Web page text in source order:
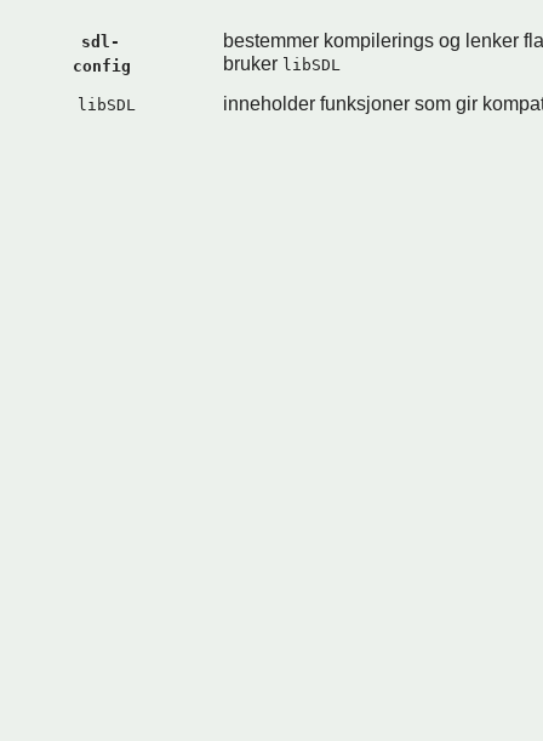
sdl-
config
bestemmer kompilerings og lenker
bruker libSDL
libSDL inneholder funksjoner som gir